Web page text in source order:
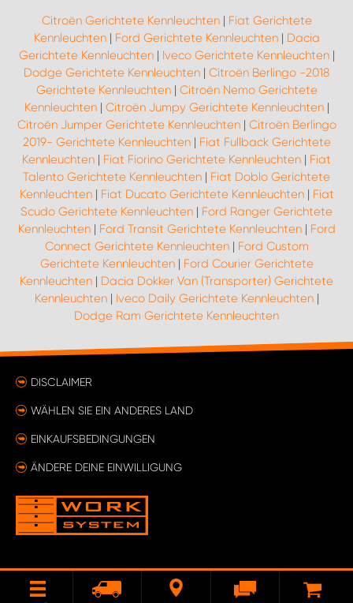
Citroën Gerichtete Kennleuchten| Fiat Gerichtete
Kennleuchten| Ford Gerichtete Kennleuchten| Dacia
Gerichtete Kennleuchten| Iveco Gerichtete Kennleuchten|
Dodge Gerichtete Kennleuchten | Citroën Berlingo -2018
Gerichtete Kennleuchten| Citroën Nemo Gerichtete
Kennleuchten| Citroën Jumpy Gerichtete Kennleuchten|
Citroën Jumper Gerichtete Kennleuchten| Citroën Berlingo
2019- Gerichtete Kennleuchten| Fiat Fullback Gerichtete
Kennleuchten | Fiat Fiorino Gerichtete Kennleuchten | Fiat
Talento Gerichtete Kennleuchten | Fiat Doblo Gerichtete
Kennleuchten| Fiat Ducato Gerichtete Kennleuchten| Fiat
Scudo Gerichtete Kennleuchten | Ford Ranger Gerichtete
Kennleuchten| Ford Transit Gerichtete Kennleuchten| Ford
Connect Gerichtete Kennleuchten| Ford Custom
Gerichtete Kennleuchten| Ford Courier Gerichtete
Kennleuchten | Dacia Dokker Van (Transporter) Gerichtete
Kennleuchten| Iveco Daily Gerichtete Kennleuchten|
Dodge Ram Gerichtete Kennleuchten
DISCLAIMER
WÄHLEN SIE EIN ANDERES LAND
EINKAUFSBEDINGUNGEN
ÄNDERE DEINE EINWILLIGUNG